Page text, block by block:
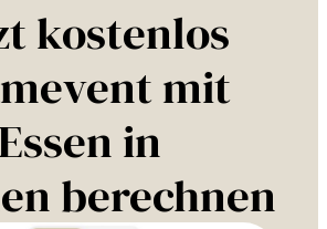
kostenlos
mit
Essen in
berechnen